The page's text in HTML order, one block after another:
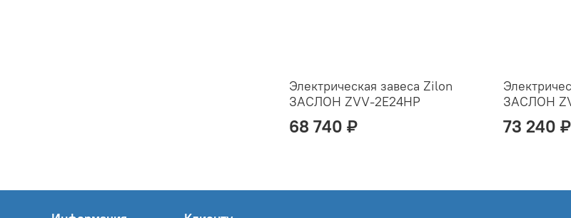
Электрическая завеса Zilon
ЗАСЛОН ZVV-2E24HP
68 740 ₽
ЗАСЛОН
73 240 ₽